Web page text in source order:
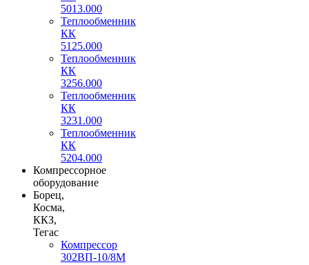
5013.000
Теплообменник
КК
5125.000
Теплообменник
КК
3256.000
Теплообменник
КК
3231.000
Теплообменник
КК
5204.000
Компрессорное
оборудование
Борец,
Косма,
ККЗ,
Тегас
Компрессор
302ВП-10/8М